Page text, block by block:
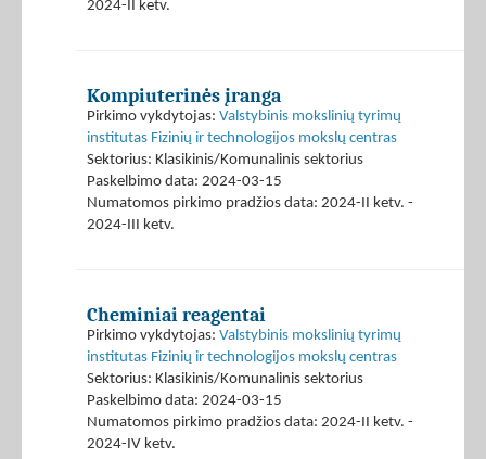
2024-II ketv.
Kompiuterinės įranga
Pirkimo vykdytojas: Valstybinis mokslinių tyrimų
institutas Fizinių ir technologijos mokslų centras
Sektorius: Klasikinis/Komunalinis sektorius
Paskelbimo data: 2024-03-15
Numatomos pirkimo pradžios data: 2024-II ketv. -
2024-III ketv.
Cheminiai reagentai
Pirkimo vykdytojas: Valstybinis mokslinių tyrimų
institutas Fizinių ir technologijos mokslų centras
Sektorius: Klasikinis/Komunalinis sektorius
Paskelbimo data: 2024-03-15
Numatomos pirkimo pradžios data: 2024-II ketv. -
2024-IV ketv.